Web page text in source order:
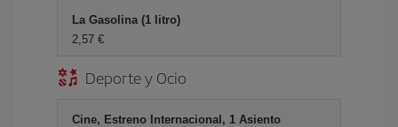
La Gasolina (1 litro)
2,57 €
Deporte y Ocio
Cine, Estreno Internacional, 1 Asiento